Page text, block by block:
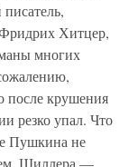
Хитцер,
многих
после крушения
резко упал. Что
Пушкина не